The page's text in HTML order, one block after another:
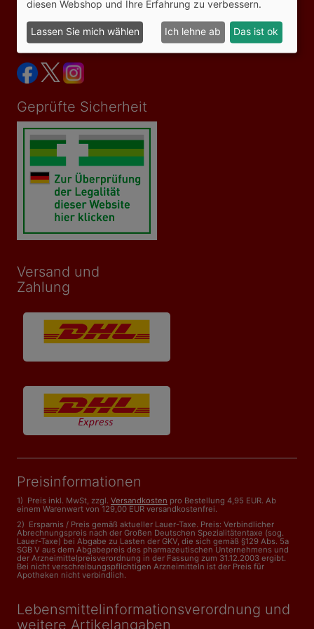
Vertrag widerrufen
Social Media
Geprüfte Sicherheit
Versand und
Zahlung
Preisinformationen
1) Preis inkl. MwSt, zzgl. Versandkosten pro Bestellung 4,95 EUR. Ab
einem Warenwert von 129,00 EUR versandkostenfrei.
2) Ersparnis / Preis gemäß aktueller Lauer-Taxe. Preis: Verbindlicher
Abrechnungspreis nach der Großen Deutschen Spezialitätentaxe (sog.
Lauer-Taxe) bei Abgabe zu Lasten der GKV, die sich gemäß §129 Abs. 5a
SGB V aus dem Abgabepreis des pharmazeutischen Unternehmens und
der Arzneimittelpreisverordnung in der Fassung zum 31.12.2003 ergibt.
Bei nicht verschreibungspflichtigen Arzneimitteln ist der Preis für
Apotheken nicht verbindlich.
Lebensmittelinformations­verordnung und
weitere Artikelangaben
diesen Webshop und Ihre Erfahrung zu verbessern.
Lassen Sie mich wählen Ich lehne ab Das ist ok